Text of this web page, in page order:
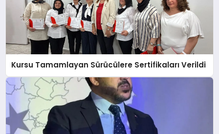
Kursu Tamamlayan Sürücülere Sertifikaları Verildi